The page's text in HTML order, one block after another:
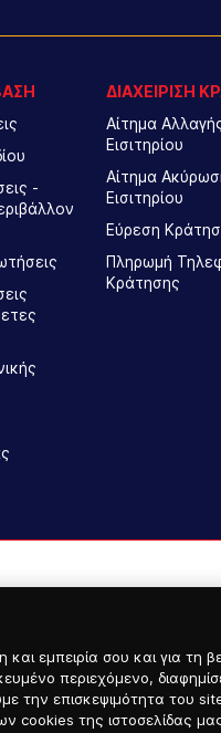
-
ΔΙΑΧΕΙΡΙΣΗ
Αίτημα
Εισιτηρίου
Αίτημα
Εισιτηρίου
Εύρεση
Πληρωμή
Κράτησης
εμπειρία σου και για τη
περιεχόμενο,
την επισκεψιμότητα του
cookies της ιστοσελίδας